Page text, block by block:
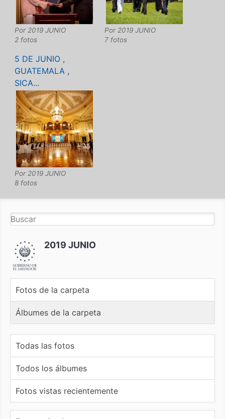
Por 2019 JUNIO
2 fotos
Por 2019 JUNIO
7 fotos
5 DE JUNIO ,
GUATEMALA ,
SICA...
Por 2019 JUNIO
8 fotos
2019 JUNIO
Fotos de la carpeta
Álbumes de la carpeta
Todas las fotos
Todos los álbumes
Fotos vistas recientemente